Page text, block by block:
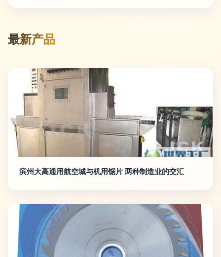
最新产品
滨州大高通用航空城与机用锯片 两种制造业的交汇